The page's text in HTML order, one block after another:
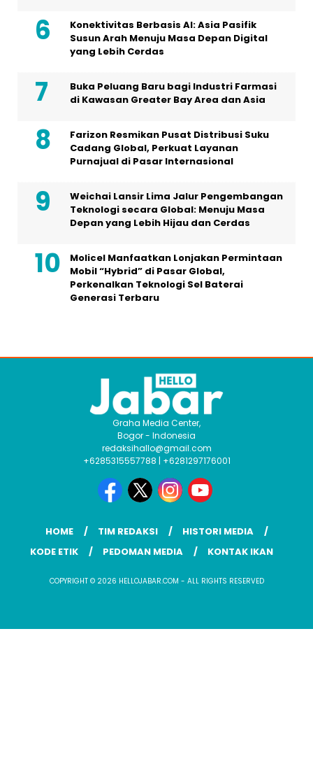
Konektivitas Berbasis AI: Asia Pasifik
Susun Arah Menuju Masa Depan Digital
yang Lebih Cerdas
Buka Peluang Baru bagi Industri Farmasi
di Kawasan Greater Bay Area dan Asia
Farizon Resmikan Pusat Distribusi Suku
Cadang Global, Perkuat Layanan
Purnajual di Pasar Internasional
Weichai Lansir Lima Jalur Pengembangan
Teknologi secara Global: Menuju Masa
Depan yang Lebih Hijau dan Cerdas
Molicel Manfaatkan Lonjakan Permintaan
Mobil “Hybrid” di Pasar Global,
Perkenalkan Teknologi Sel Baterai
Generasi Terbaru
Graha Media Center,
Bogor - Indonesia
redaksihallo@gmail.com
+6285315557788 | +6281297176001
HOME TIM REDAKSI
HISTORI MEDIA
KODE ETIK
PEDOMAN MEDIA KONTAK IKAN
COPYRIGHT © 2026 HELLOJABAR.COM - ALL RIGHTS RESERVED